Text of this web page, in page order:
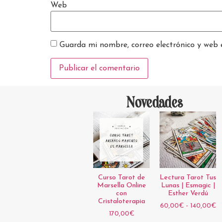
Web
Guarda mi nombre, correo electrónico y
Novedades
Curso Tarot de
Marsella Online
con
Cristaloterapia
170,00€
Lectura Tarot Tus
Lunas | Esmagic |
Esther Verdú
60,00€ - 140,00€